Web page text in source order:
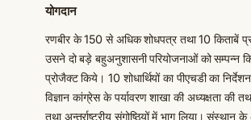
योगदान
रणबीर के 150 से अधिक शोधपत्र तथा 10 किताबें
उसने दो बड़े बहुअनुशासनी परियोजनाओं को सम्पन्न
प्रोजैक्ट किये। 10 शोधार्थियों का पीएचडी का
विज्ञान कांग्रेस के पर्यावरण शाखा की अध्यक्षता की
तथा अन्तर्राष्ट्रीय संगोष्ठियों में भाग लिया।